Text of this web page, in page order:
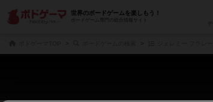
世界のボードゲームを楽しもう！
ボードゲーム専門の総合情報サイト